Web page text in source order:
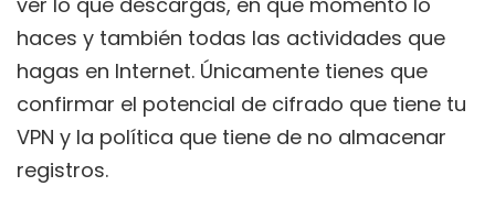
haces y también todas las actividades que
hagas en Internet. Únicamente tienes que
confirmar el potencial de cifrado que tiene tu
VPN y la política que tiene de no almacenar
registros.